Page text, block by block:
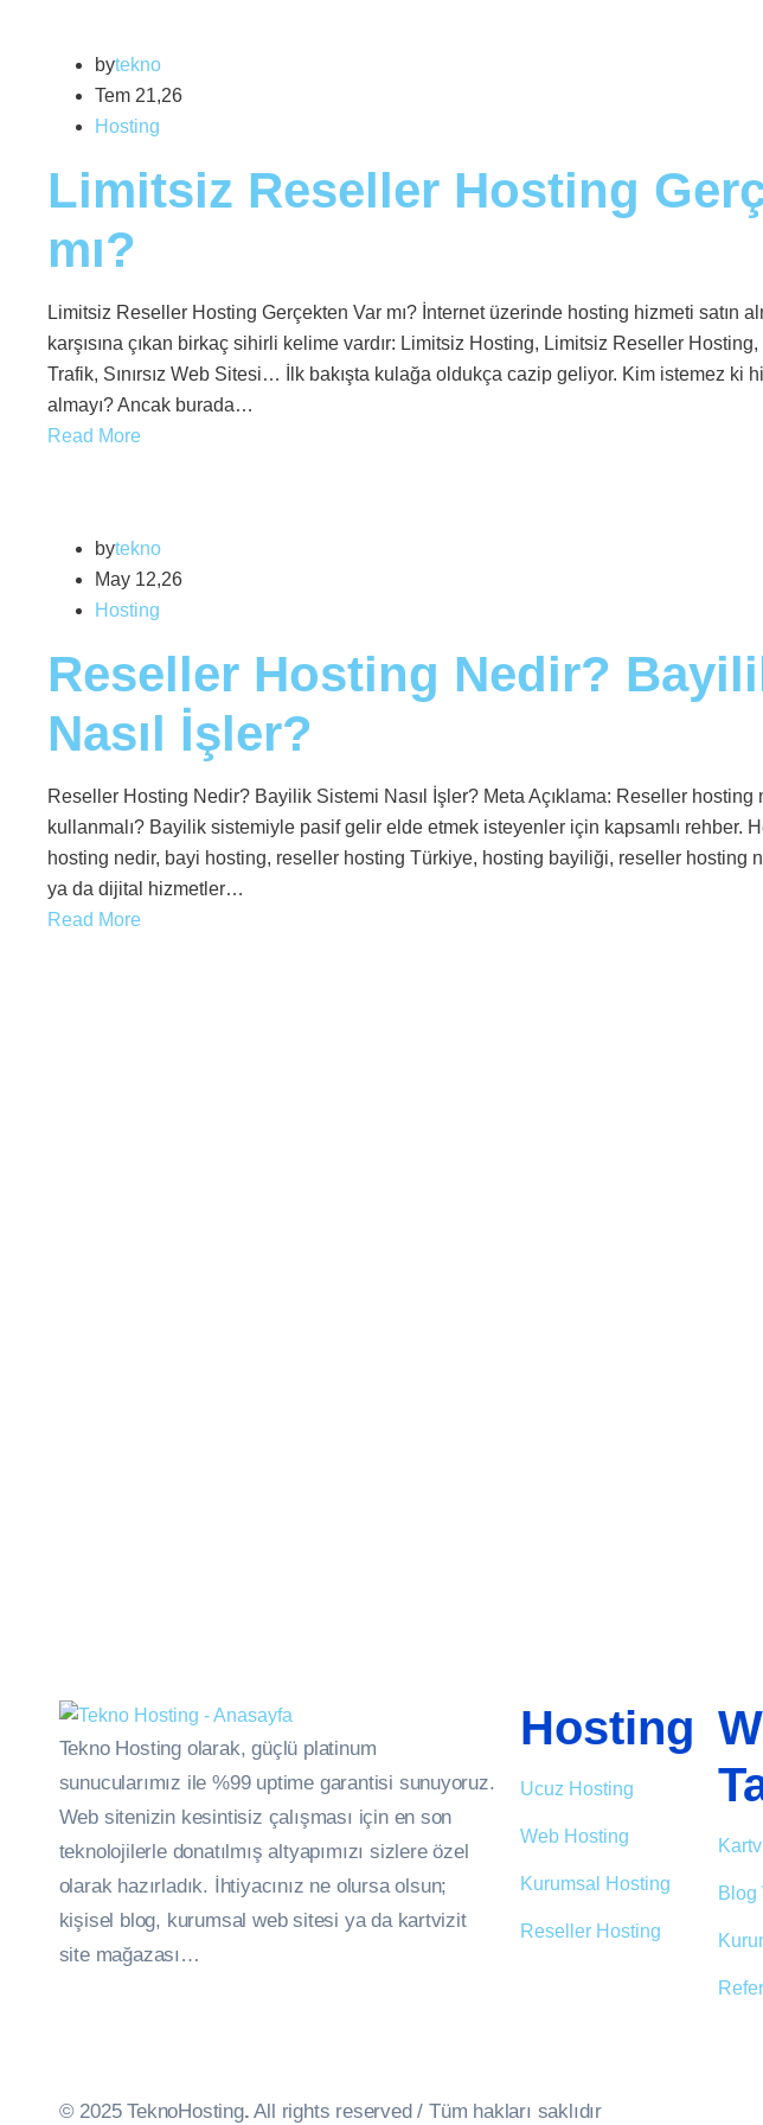
bytekno
Tem 21,26
Hosting
Limitsiz Reseller Hosting
mı?
Limitsiz Reseller Hosting Gerçekten Var mı? İnternet üzerinde hosting hizmeti satın
karşısına çıkan birkaç sihirli kelime vardır: Limitsiz Hosting, Limitsiz Reseller Hosting,
Trafik, Sınırsız Web Sitesi… İlk bakışta kulağa oldukça cazip geliyor. Kim istemez ki
almayı? Ancak burada…
Read More
bytekno
May 12,26
Hosting
Reseller Hosting Nedir?
Nasıl İşler?
Reseller Hosting Nedir? Bayilik Sistemi Nasıl İşler? Meta Açıklama: Reseller hosting
kullanmalı? Bayilik sistemiyle pasif gelir elde etmek isteyenler için kapsamlı rehber.
hosting nedir, bayi hosting, reseller hosting Türkiye, hosting bayiliği, reseller hosting
ya da dijital hizmetler…
Read More
Tekno Hosting olarak, güçlü platinum
sunucularımız ile %99 uptime garantisi sunuyoruz.
Web sitenizin kesintisiz çalışması için en son
teknolojilerle donatılmış altyapımızı sizlere özel
olarak hazırladık. İhtiyacınız ne olursa olsun;
kişisel blog, kurumsal web sitesi ya da kartvizit
site mağazası…
Hosting
Ucuz Hosting
Web Hosting
Kurumsal Hosting
Reseller Hosting
Blog
© 2025 TeknoHosting. All rights reserved / Tüm hakları saklıdır